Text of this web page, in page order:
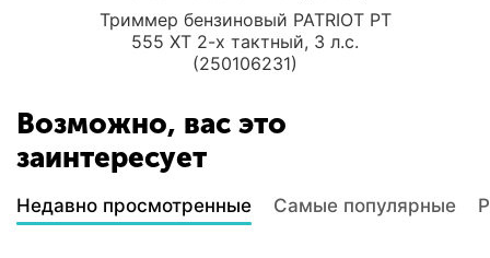
Триммер бензиновый PATRIOT PT
555 XT 2-х тактный, 3 л.с.
(250106231)
Возможно, вас это
заинтересует
Недавно просмотренные Самые популярные